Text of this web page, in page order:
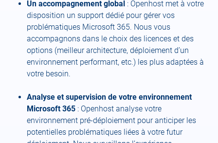
Un accompagnement global : Openhost met à votre
disposition un support dédié pour gérer vos
problématiques Microsoft 365. Nous vous
accompagnons dans le choix des licences et des
options (meilleur architecture, déploiement d’un
environnement performant, etc.) les plus adaptées à
votre besoin.
Analyse et supervision de votre environnement
Microsoft 365 : Openhost analyse votre
environnement pré-déploiement pour anticiper les
potentielles problématiques liées à votre futur